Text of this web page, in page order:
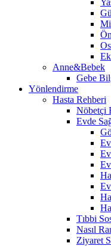
Anne&Bebek
Gebe
Yönlendirme
Hasta Rehberi
Nöbetçi
Evde
Tıbbi
Nasıl
Ziyaret